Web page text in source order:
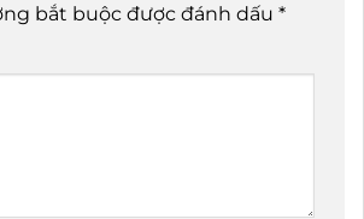
bắt buộc được đánh dấu *